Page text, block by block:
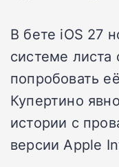
В бете iOS 27
системе
попробовать
Купертино
истории с
версии Apple